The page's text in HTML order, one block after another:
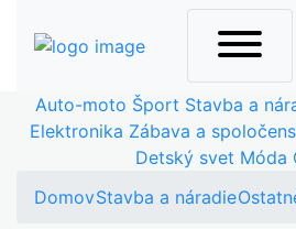
Auto-moto Šport Stavba a
Elektronika Zábava a
Detský svet Móda
DomovStavba a náradie